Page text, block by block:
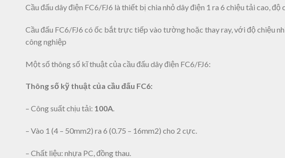
Cầu đấu dây điện FC6/FJ6 là thiết bị chia nhỏ dây điện 1 ra 6 chiệu tải cao,
Cầu đấu FC6/FJ6 có ốc bắt trực tiếp vào tường hoặc thay ray, với độ chiệu
công nghiệp
Một số thông số kĩ thuật của cầu đấu dây điện FC6/FJ6:
Thông số kỹ thuật của cầu đấu FC6:
– Công suất chịu tải: 100A.
– Vào 1 (4 – 50mm2) ra 6 (0.75 – 16mm2) cho 2 cực.
– Chất liệu: nhựa PC, đồng thau.